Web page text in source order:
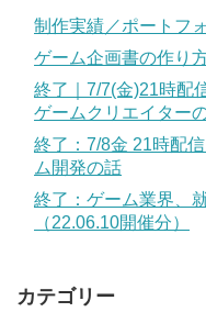
制作実績／ポートフ
ゲーム企画書の作り
終了｜7/7(金)21時配
ゲームクリエイター
終了：7/8金 21時配
ム開発の話
終了：ゲーム業界、
（22.06.10開催分）
カテゴリー